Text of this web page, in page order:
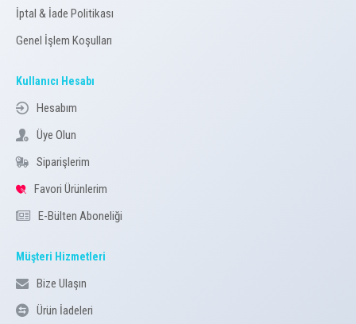
İptal & İade Politikası
Genel İşlem Koşulları
Kullanıcı Hesabı
Hesabım
Üye Olun
Siparişlerim
Favori Ürünlerim
E-Bülten Aboneliği
Müşteri Hizmetleri
Bize Ulaşın
Ürün İadeleri